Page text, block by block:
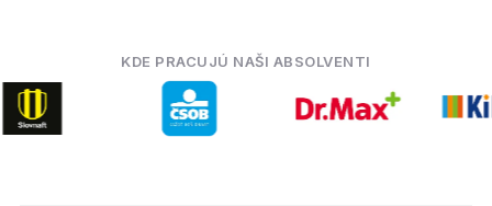
Registrácia
KDE PRACUJÚ NAŠI ABSOLVENTI